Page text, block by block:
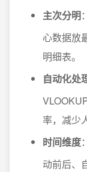
主次分明
心数据放
明细表。
自动化处
率，减少
时间维度
动前后、